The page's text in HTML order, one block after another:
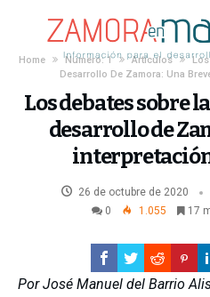
Home Número: 1 Artículos
Desarrollo De Zamora: Una
Los debates sobre
desarrollo de
26 de octubre de 2020
0
1.055 17
Por José Manuel del Barrio